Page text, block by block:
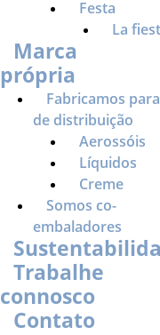
Festa
La
Marca
própria
Fabricamos
de distribuição
Aerossóis
Líquidos
Creme
Somos co-
embaladores
Trabalhe
connosco
Contato